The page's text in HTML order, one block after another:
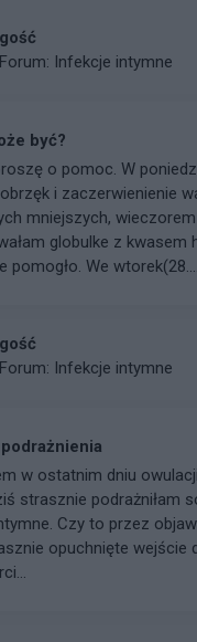
gość
Forum: Infekcje intymne
być?
o pomoc. W
i zaczerwienienie
mniejszych, wieczorem
globulke z kwasem
pomogło. We wtorek(28....
gość
Forum: Infekcje intymne
w ostatnim dniu
strasznie podrażniłam
Czy to przez
opuchnięte wejście